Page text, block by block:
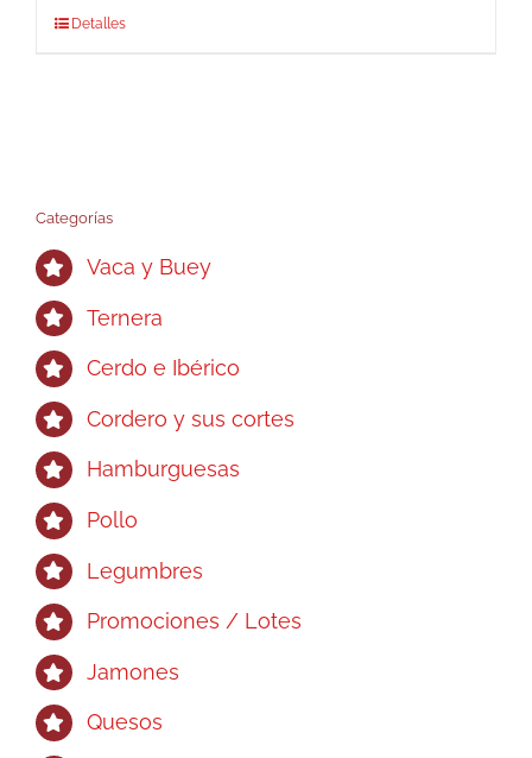
Detalles
Categorías
Vaca y Buey
Ternera
Cerdo e Ibérico
Cordero y sus cortes
Hamburguesas
Pollo
Legumbres
Promociones / Lotes
Jamones
Quesos